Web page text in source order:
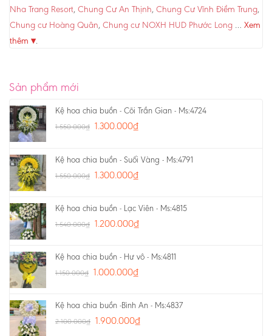
Nha Trang Resort, Chung Cư An Thịnh, Chung Cư Vĩnh Điềm Trung,
Chung cư Hoàng Quân, Chung cư NOXH HUD Phước Long … Xem
thêm ▾.
Sản phẩm mới
Kệ hoa chia buồn - Cõi Trần Gian - Ms:4724
1.550.000₫ 1.300.000₫
Kệ hoa chia buồn - Suối Vàng - Ms:4791
1.550.000₫ 1.300.000₫
Kệ hoa chia buồn - Lạc Viên - Ms:4815
1.540.000₫ 1.200.000₫
Kệ hoa chia buồn - Hư vô - Ms:4811
1.150.000₫ 1.000.000₫
Kệ hoa chia buồn -Bình An - Ms:4837
2.100.000₫ 1.900.000₫